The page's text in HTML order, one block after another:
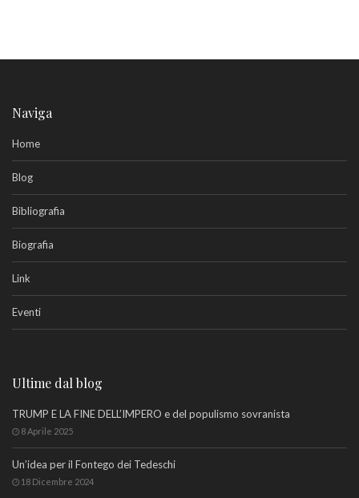
Naviga
Home
Blog
Bibliografia
Biografia
Link
Eventi
Ultime dal blog
TRUMP E LA FINE DELL’IMPERO e del populismo sovranista
8 Aprile 2025
Un’idea per il Fontego dei Tedeschi
18 Dicembre 2024